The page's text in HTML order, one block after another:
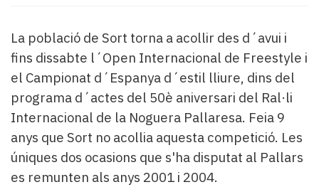
mitjans
El
temps
Reportatges
Entrevistes
Enquestes
A
escena!
Dis
La població de Sort torna a acollir des d´avui i
fins dissabte l´Open Internacional de Freestyle i
el Campionat d´Espanya d´estil lliure, dins del
programa d´actes del 50è aniversari del Ral·li
Internacional de la Noguera Pallaresa. Feia 9
anys que Sort no acollia aquesta competició. Les
úniques dos ocasions que s'ha disputat al Pallars
es remunten als anys 2001 i 2004.